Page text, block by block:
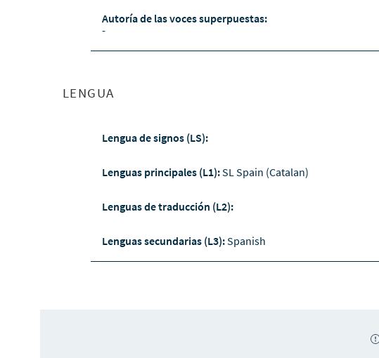
Autoría de las voces superpuestas:
-
LENGUA
Lengua de signos (LS):
Lenguas principales (L1):SL Spain (Catalan)
Lenguas de traducción (L2):
Lenguas secundarias (L3):Spanish